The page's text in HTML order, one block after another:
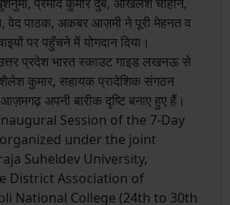
वेद पाठक, अकबर आज़मी ने पूरी मेहनत व
पर पहुँचने में योगदान दिया।
प्रदेश भारत स्काउट गाइड लखनऊ से
कुमार, सहायक प्रादेशिक संगठन
अपनी बारीक दृष्टि बनाए हुए हैं।
Session of the 7-Day
under the joint
Suheldev University,
District Association of
National College (24th to 30th